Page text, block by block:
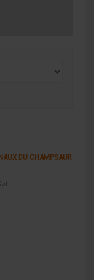
DU CHAMPSAUR